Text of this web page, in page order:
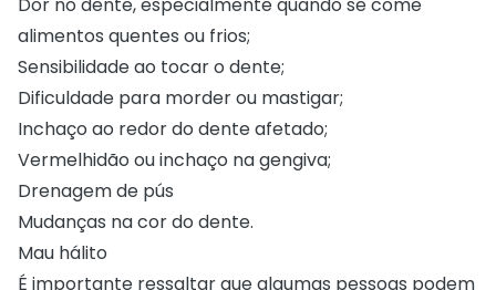
Dor no dente, especialmente quando se come
alimentos quentes ou frios;
Sensibilidade ao tocar o dente;
Dificuldade para morder ou mastigar;
Inchaço ao redor do dente afetado;
Vermelhidão ou inchaço na gengiva;
Drenagem de pús
Mudanças na cor do dente.
Mau hálito
É importante ressaltar que algumas pessoas podem